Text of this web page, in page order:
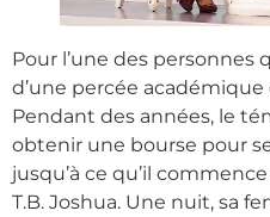
Pour l’une des personnes
d’une percée
Pendant des années, le
obtenir une bourse pour
jusqu’à ce qu’il
T.B. Joshua. Une nuit, sa